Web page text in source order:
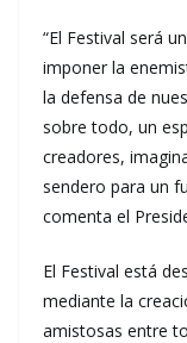
“El Festival será
imponer la
la defensa de
sobre todo, un
creadores,
sendero para un
comenta el
El Festival está
mediante la
amistosas entre